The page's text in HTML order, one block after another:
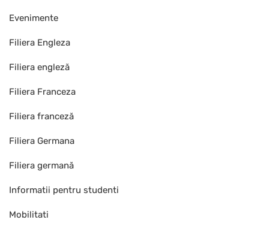
Evenimente
Filiera Engleza
Filiera engleză
Filiera Franceza
Filiera franceză
Filiera Germana
Filiera germană
Informatii pentru studenti
Mobilitati